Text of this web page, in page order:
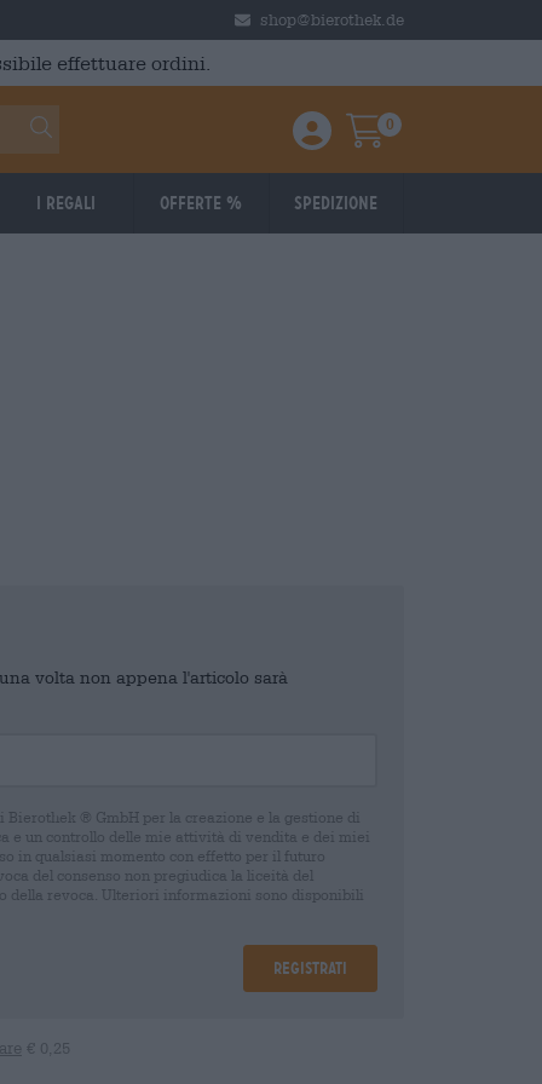
shop@bierothek.de
effettuare ordini.
Einloggen / Anmelden
Warenkorb
0
I regali Offerte % Spedizione
volta non appena l'articolo sarà
® GmbH per la creazione e la gestione di
e un controllo delle mie attività di vendita e dei miei
in qualsiasi momento con effetto per il futuro
del consenso non pregiudica la liceità del
della revoca. Ulteriori informazioni sono disponibili
Registrati
€ 0,25